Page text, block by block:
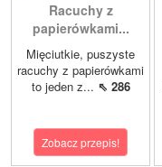
Racuchy z
papierówkami...
Mięciutkie, puszyste
racuchy z papierówkami
to jeden z... ⇖ 286
Zobacz przepis!